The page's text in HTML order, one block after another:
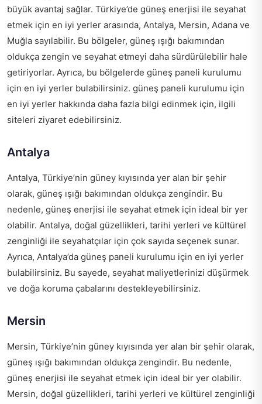
büyük avantaj sağlar. Türkiye’de güneş enerjisi ile seyahat
etmek için en iyi yerler arasında, Antalya, Mersin, Adana ve
Muğla sayılabilir. Bu bölgeler, güneş ışığı bakımından
oldukça zengin ve seyahat etmeyi daha sürdürülebilir hale
getiriyorlar. Ayrıca, bu bölgelerde güneş paneli kurulumu
için en iyi yerler bulabilirsiniz. güneş paneli kurulumu için
en iyi yerler hakkında daha fazla bilgi edinmek için, ilgili
siteleri ziyaret edebilirsiniz.
Antalya
Antalya, Türkiye’nin güney kıyısında yer alan bir şehir
olarak, güneş ışığı bakımından oldukça zengindir. Bu
nedenle, güneş enerjisi ile seyahat etmek için ideal bir yer
olabilir. Antalya, doğal güzellikleri, tarihi yerleri ve kültürel
zenginliği ile seyahatçılar için çok sayıda seçenek sunar.
Ayrıca, Antalya’da güneş paneli kurulumu için en iyi yerler
bulabilirsiniz. Bu sayede, seyahat maliyetlerinizi düşürmek
ve doğa koruma çabalarını destekleyebilirsiniz.
Mersin
Mersin, Türkiye’nin güney kıyısında yer alan bir şehir olarak,
güneş ışığı bakımından oldukça zengindir. Bu nedenle,
güneş enerjisi ile seyahat etmek için ideal bir yer olabilir.
Mersin, doğal güzellikleri, tarihi yerleri ve kültürel zenginliği